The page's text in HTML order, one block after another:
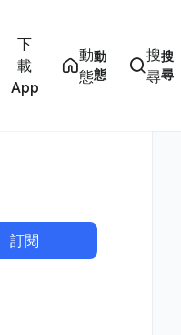
下
載
App
動
態
動
態
搜
尋
搜
尋
訂閱